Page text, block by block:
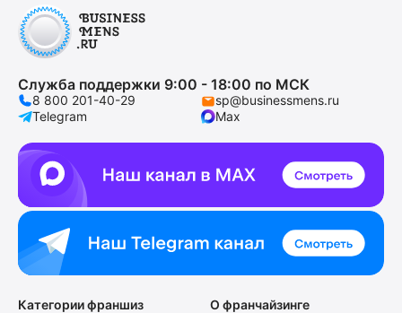
Служба поддержки 9:00 - 18:00 по МСК
8 800 201-40-29
sp@businessmens.ru
Telegram
Max
Категории франшиз
О франчайзинге